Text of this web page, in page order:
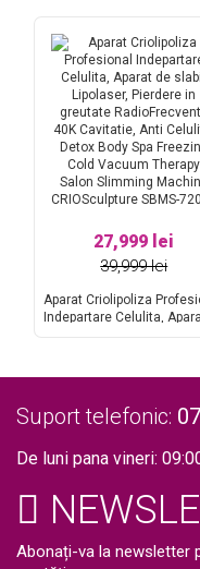
27,999 lei
39,999 lei
Aparat Criolipoliza
Indepartare Celulita,
Vacuum Therapy Salon
Slimming Machine
Suport telefonic:
De luni pana vineri:
Abonați-va la newsletter